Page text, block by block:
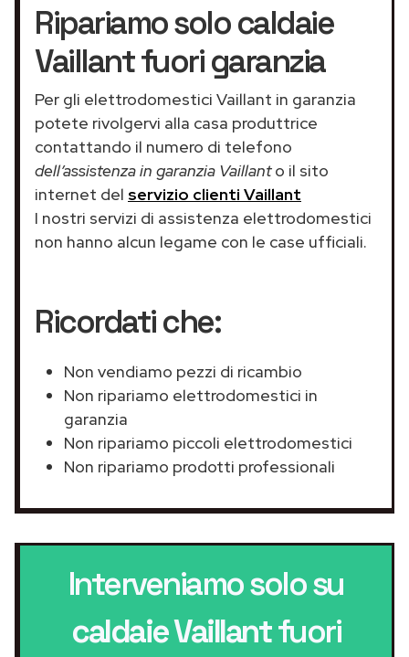
Ripariamo solo caldaie
Vaillant fuori garanzia
Per gli elettrodomestici Vaillant in garanzia
potete rivolgervi alla casa produttrice
contattando il numero di telefono
dell’assistenza in garanzia Vaillanto il sito
internet del servizio clienti Vaillant
I nostri servizi di assistenza elettrodomestici
non hanno alcun legame con le case ufficiali.
Ricordati che:
Non vendiamo pezzi di ricambio
Non ripariamo elettrodomestici in
garanzia
Non ripariamo piccoli elettrodomestici
Non ripariamo prodotti professionali
Interveniamo solo su
caldaie Vaillantfuori